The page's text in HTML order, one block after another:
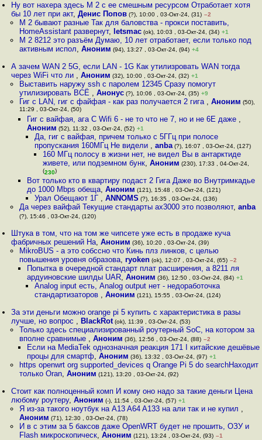
Ну вот нахера здесь M 2 с ее смешным ресурсом Отработает хотя
бы 10 лет при акт,Денис Попов (?), 10:00 , 03-Окт-24, (31) –2
М 2 бывают разные Так для баловства - прокси поставить,
HomeAssistant развернут, letsmac(ok), 10:03 , 03-Окт-24, (34) +1
M 2 8212 это разъём Думаю, 10 лет отработает, если только под
активным испол, Аноним (94), 13:27 , 03-Окт-24, (94) +4
А зачем WAN 2 5G, если LAN - 1G Как утилизровать WAN тогда
через WiFi что ли ,Аноним (32), 10:00 , 03-Окт-24, (32) +1
Выставить наружу ssh с паролем 12345 Сразу помогут
утилизировать ВСЁ , Анонус(?), 10:06 , 03-Окт-24, (35) +9
Гиг с LAN, гиг с файфая - как раз получается 2 гига , Аноним (50),
11:29 , 03-Окт-24, (50)
Гиг с вайфая, ага С Wifi 6 - не то что не 7, но и не 6E даже ,
Аноним (52), 11:32 , 03-Окт-24, (52) +1
Да, гиг с вайфая, причем только с 5ГГц при полосе
пропускания 160МГц Не видели ,anba (?), 16:07 , 03-Окт-24, (127)
160 МГц полосу в жизни нет, не видел Вы в антарктиде
живете, или подземном бунк, Аноним (230), 17:33 , 04-Окт-24,
(230)
Вот только кто в квартиру подаст 2 Гига Даже во Внутримкадье
до 1000 Mbps обеща, Аноним (121), 15:48 , 03-Окт-24, (121)
Урал Обещают 1Г ,ANNOMS (?), 16:35 , 03-Окт-24, (136)
Да через вайфай Текущие стандарты ах3000 это позволяют, anba
(?), 15:46 , 03-Окт-24, (120)
Штука в том, что на том же чипсете уже есть в продаже куча
фабричных решений На,Аноним (36), 10:20 , 03-Окт-24, (39)
MikroBUS - а это собссно что Кинь плз линков, с целью
повышения уровня образова, ryoken(ok), 12:07 , 03-Окт-24, (65) –2
Попытка в очередной стандарт плат расширения, а 8211 ля
ардуиновские шилды UAR, Аноним (36), 12:50 , 03-Окт-24, (84) +1
Analog input есть, Analog output нет - недоработочка
стандартизаторов ,Аноним (121), 15:55 , 03-Окт-24, (124)
За эти деньги можно orange pi 5 купить с характеристика в разы
лучше, но вопрос , BlackRot (ok), 11:39 , 03-Окт-24, (53)
Только здесь специализированный роутерный SoC, на котором за
вполне сравнимые , Аноним (36), 12:56 , 03-Окт-24, (88) –2
Если на MediaTek однозначная реакция 171 I китайские дешёвые
процы для смартф, Аноним (36), 13:32 , 03-Окт-24, (97) +1
https openwrt org supported_devices q Orange Pi 5 do searchНаходит
только Oran, Аноним (121), 13:20 , 03-Окт-24, (92)
Стоит как полноценный комп И кому оно надо за такие деньги Цена
любому роутеру,Аноним (-), 11:54 , 03-Окт-24, (57) +1
Я из-за такого ноутбук на A13 A64 A133 на али так и не купил ,
Аноним (71), 12:30 , 03-Окт-24, (78)
И в с этим за 5 баксов даже OpenWRT будет не прошить, ОЗУ и
Flash микроскопическ, Аноним (121), 13:24 , 03-Окт-24, (93) –1